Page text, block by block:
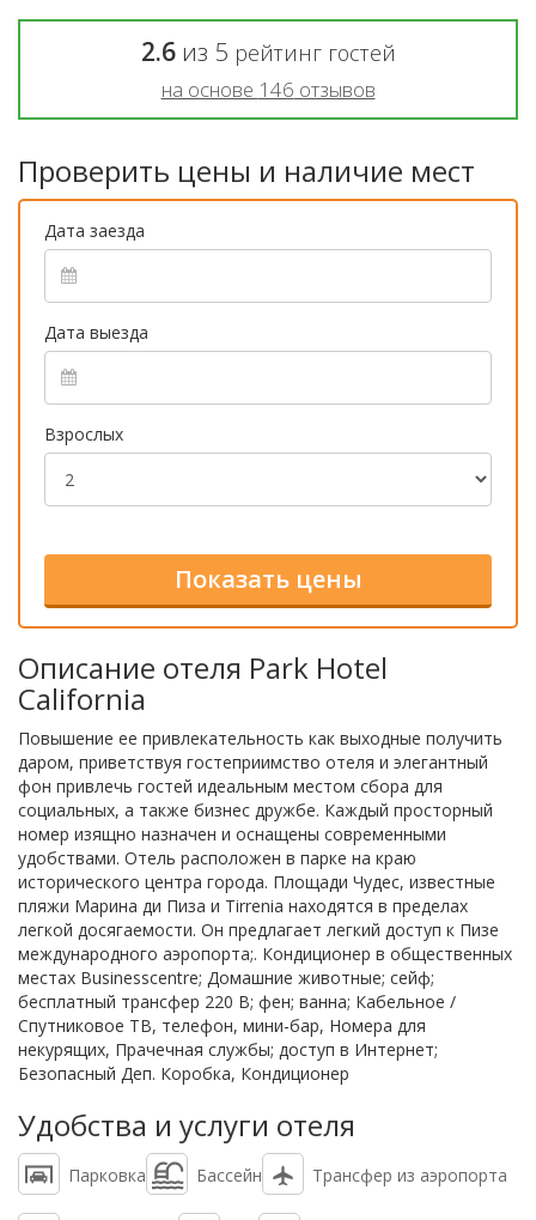
2.6из 5 рейтинг гостей
на основе 146 отзывов
Проверить цены и наличие мест
Дата заезда
Дата выезда
Взрослых
Описание отеля Park Hotel
California
Повышение ее привлекательность как выходные получить
даром, приветствуя гостеприимство отеля и элегантный
фон привлечь гостей идеальным местом сбора для
социальных, а также бизнес дружбе. Каждый просторный
номер изящно назначен и оснащены современными
удобствами. Отель расположен в парке на краю
исторического центра города. Площади Чудес, известные
пляжи Марина ди Пиза и Tirrenia находятся в пределах
легкой досягаемости. Он предлагает легкий доступ к Пизе
международного аэропорта;. Кондиционер в общественных
местах Businesscentre; Домашние животные; сейф;
бесплатный трансфер 220 В; фен; ванна; Кабельное /
Спутниковое ТВ, телефон, мини-бар, Номера для
некурящих, Прачечная службы; доступ в Интернет;
Безопасный Деп. Коробка, Кондиционер
Удобства и услуги отеля
Парковка Бассейн Трансфер из аэропорта